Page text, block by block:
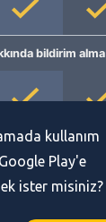
bildirim alma
kullanım
Play'e
ister misiniz?